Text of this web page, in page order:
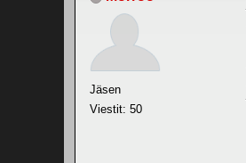
Jäsen
Viestit: 50